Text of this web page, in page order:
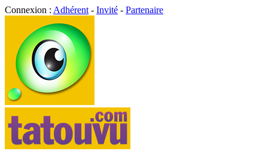
Connexion : Adhérent - Invité - Partenaire